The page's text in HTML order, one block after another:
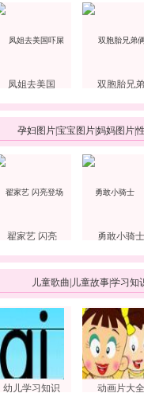
凤姐去美国 双胞胎兄弟
孕妇图片宝宝图片妈妈图片
翟家艺 闪亮 勇敢小骑士
儿童歌曲 儿童故事学习知
幼儿学习知识 动画片大全